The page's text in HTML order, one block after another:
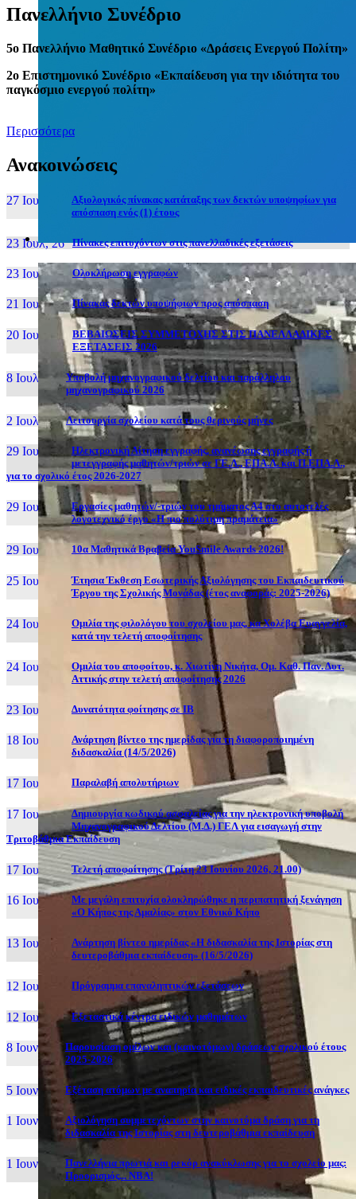
Πανελλήνιο Συνέδριο
5o Πανελλήνιο Μαθητικό Συνέδριο «Δράσεις Ενεργού Πολίτη»
2ο Επιστημονικό Συνέδριο «Εκπαίδευση για την ιδιότητα του
παγκόσμιο ενεργού πολίτη»
Περισσότερα
Ανακοινώσεις
27 Ιουν, 26
Αξιολογικός πίνακας κατάταξης των δεκτών υποψηφίων για
απόσπαση ενός (1) έτους
23 Ιουλ, 26 Πίνακες επιτυχόντων στις πανελλαδικές εξετάσεις
23 Ιουλ, 26 Ολοκλήρωση εγγραφών
21 Ιουλ, 26 Πίνακας δεκτών υποψήφιων προς απόσπαση
20 Ιουλ, 26
ΒΕΒΑΙΩΣΕΙΣ ΣΥΜΜΕΤΟΧΗΣ ΣΤΙΣ ΠΑΝΕΛΛΑΔΙΚΕΣ
ΕΞΕΤΑΣΕΙΣ 2026
8 Ιουλ, 26
Υποβολή μηχανογραφικού δελτίου και παράλληλου
μηχανογραφικού 2026
2 Ιουλ, 26 Λειτουργία σχολείου κατά τους θερινούς μήνες
29 Ιουν, 26
Ηλεκτρονική Αίτηση εγγραφής, ανανέωσης εγγραφής ή
μετεγγραφής μαθητών/τριών σε ΓΕ.Λ., ΕΠΑ.Λ. και Π.ΕΠΑ.Λ.,
για το σχολικό έτος 2026-2027
29 Ιουν, 26
Εργασίες μαθητών/-τριών του τμήματος Α4 στο αυτοτελές
λογοτεχνικό έργο «Η πιο πολύτιμη πραμάτεια»
29 Ιουν, 26 10α Μαθητικά Βραβεία YouSmile Awards 2026!
25 Ιουν, 26
Έτησια Έκθεση Εσωτερικής Αξιολόγησης του Εκπαιδευτικού
Έργου της Σχολικής Μονάδας (έτος αναφοράς: 2025-2026)
24 Ιουν, 26
Ομιλία της φιλολόγου του σχολείου μας, κα Χολέβα Ευαγγελία,
κατά την τελετή αποφοίτησης
24 Ιουν, 26
Ομιλία του αποφοίτου, κ. Χιωτίνη Νικήτα, Ομ. Καθ. Παν. Δυτ.
Αττικής στην τελετή αποφοίτησης 2026
23 Ιουν, 26 Δυνατότητα φοίτησης σε ΙΒ
18 Ιουν, 26
Ανάρτηση βίντεο της ημερίδας για τη διαφοροποιημένη
διδασκαλία (14/5/2026)
17 Ιουν, 26 Παραλαβή απολυτήριων
17 Ιουν, 26
Δημιουργία κωδικού ασφαλείας για την ηλεκτρονική υποβολή
Μηχανογραφικού Δελτίου (Μ.Δ.) ΓΕΛ για εισαγωγή στην
Τριτοβάθμια Εκπαίδευση
17 Ιουν, 26 Τελετή αποφοίτησης (Τρίτη 23 Ιουνίου 2026, 21.00)
16 Ιουν, 26
Με μεγάλη επιτυχία ολοκληρώθηκε η περιπατητική ξενάγηση
«Ο Κήπος της Αμαλίας» στον Εθνικό Κήπο
13 Ιουν, 26
Ανάρτηση βίντεο ημερίδας «Η διδασκαλία της Ιστορίας στη
δευτεροβάθμια εκπαίδευση» (16/5/2026)
12 Ιουν, 26 Πρόγραμμα επαναληπτικών εξετάσεων
12 Ιουν, 26 Εξεταστικά κέντρα ειδικών μαθημάτων
8 Ιουν, 26
Παρουσίαση ομίλων και (καινοτόμων) δράσεων σχολικού έτους
2025-2026
5 Ιουν, 26 Εξέταση ατόμων με αναπηρία και ειδικές εκπαιδευτικές ανάγκες
1 Ιουν, 26
Αξιολόγηση συμμετεχόντων στην καινοτόμα δράση για τη
διδασκαλία της Ιστορίας στη δευτεροβάθμια εκπαίδευση
1 Ιουν, 26
Πανελλήνια πρωτιά και ρεκόρ ανακύκλωσης για το σχολείο μας:
Προορισμός... NBA!